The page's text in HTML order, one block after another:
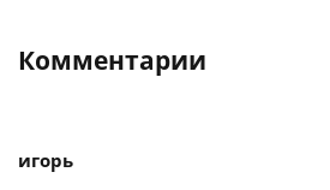
Комментарии
игорь